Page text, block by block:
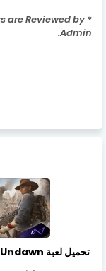
are Reviewed by
Admin.